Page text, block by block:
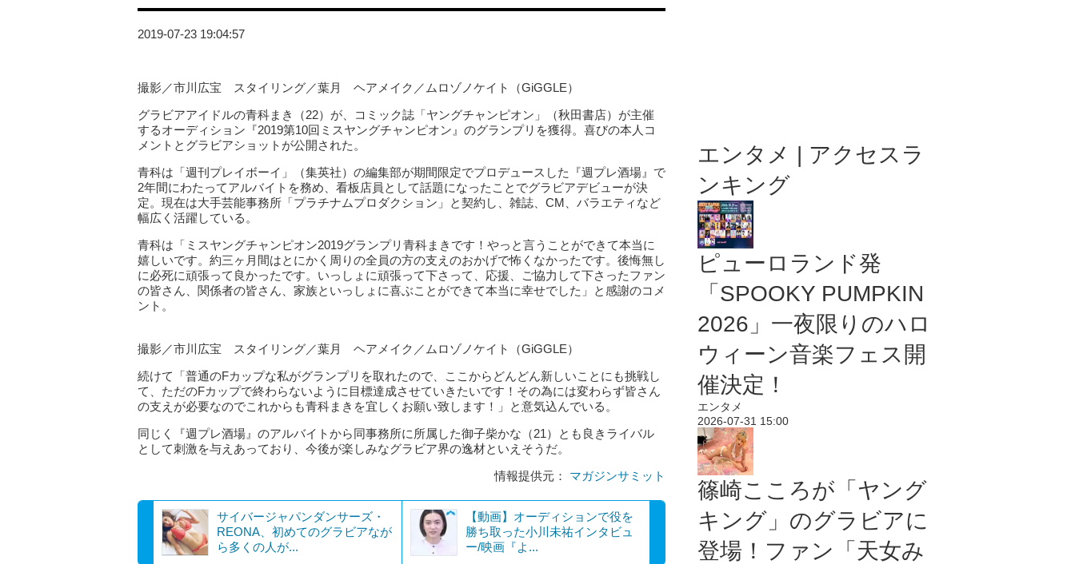
2019-07-23 19:04:57
撮影／市川広宝 スタイリング／葉月 ヘアメイク／ムロゾノケイト（GiGGLE）
グラビアアイドルの青科まき（22）が、コミック誌「ヤングチャンピオン」（秋田書店）が主催
するオーディション『2019第10回ミスヤングチャンピオン』のグランプリを獲得。喜びの本人コ
メントとグラビアショットが公開された。
青科は「週刊プレイボーイ」（集英社）の編集部が期間限定でプロデュースした『週プレ酒場』で
2年間にわたってアルバイトを務め、看板店員として話題になったことでグラビアデビューが決
定。現在は大手芸能事務所「プラチナムプロダクション」と契約し、雑誌、CM、バラエティなど
幅広く活躍している。
青科は「ミスヤングチャンピオン2019グランプリ青科まきです！やっと言うことができて本当に
嬉しいです。約三ヶ月間はとにかく周りの全員の方の支えのおかげで怖くなかったです。後悔無し
に必死に頑張って良かったです。いっしょに頑張って下さって、応援、ご協力して下さったファン
の皆さん、関係者の皆さん、家族といっしょに喜ぶことができて本当に幸せでした」と感謝のコメ
ント。
撮影／市川広宝 スタイリング／葉月 ヘアメイク／ムロゾノケイト（GiGGLE）
続けて「普通のFカップな私がグランプリを取れたので、ここからどんどん新しいことにも挑戦し
て、ただのFカップで終わらないように目標達成させていきたいです！その為には変わらず皆さん
の支えが必要なのでこれからも青科まきを宜しくお願い致します！」と意気込んでいる。
同じく『週プレ酒場』のアルバイトから同事務所に所属した御子柴かな（21）とも良きライバル
として刺激を与えあっており、今後が楽しみなグラビア界の逸材といえそうだ。
情報提供元： マガジンサミット
サイバージャパンダンサーズ・
REONA、初めてのグラビアなが
ら多くの人が...
【動画】オーディションで役を
勝ち取った小川未祐インタビュ
ー/映画『よ...
エンタメ | アクセスラ
ンキング
ピューロランド発
「SPOOKY PUMPKIN
2026」一夜限りのハロ
ウィーン音楽フェス開
催決定！
エンタメ
2026-07-31 15:00
篠崎こころが「ヤング
キング」のグラビアに
登場！ファン「天女み